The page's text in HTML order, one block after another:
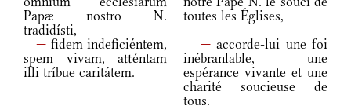
Papæ nostro N.
tradidísti,
toutes les Églises,
— fidem indeficiéntem,
spem vivam, atténtam
illi tríbue caritátem.
— accorde-lui une foi
inébranlable, une
espérance vivante et une
charité soucieuse de
tous.